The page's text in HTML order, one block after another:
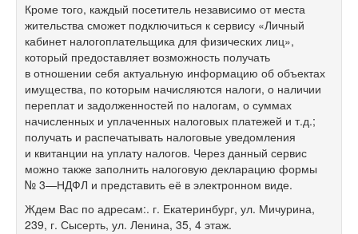
Кроме того, каждый посетитель независимо от места
жительства сможет подключиться к сервису «Личный
кабинет налогоплательщика для физических лиц»,
который предоставляет возможность получать
в отношении себя актуальную информацию об объектах
имущества, по которым начисляются налоги, о наличии
переплат и задолженностей по налогам, о суммах
начисленных и уплаченных налоговых платежей и т.д.;
получать и распечатывать налоговые уведомления
и квитанции на уплату налогов. Через данный сервис
можно также заполнить налоговую декларацию формы
№ 3—НДФЛ и представить её в электронном виде.
Ждем Вас по адресам:. г. Екатеринбург, ул. Мичурина,
239, г. Сысерть, ул. Ленина, 35, 4 этаж.